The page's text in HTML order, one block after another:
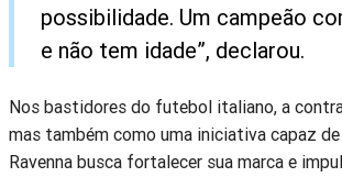
possibilidade. Um campeão
e não tem idade”, declarou.
Nos bastidores do futebol italiano, a
mas também como uma iniciativa capaz
Ravenna busca fortalecer sua marca e